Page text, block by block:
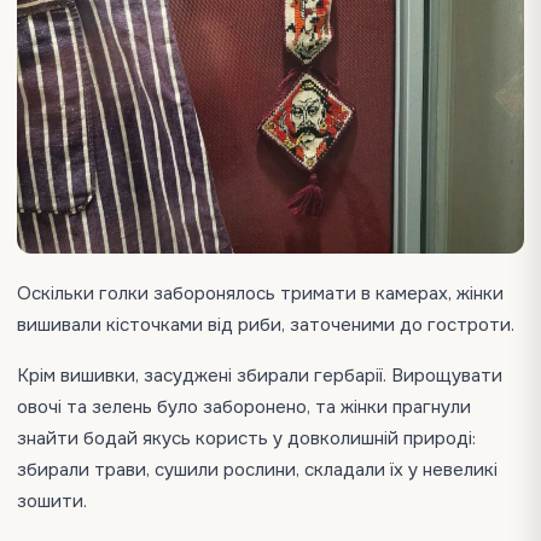
Оскільки голки заборонялось тримати в камерах, жінки
вишивали кісточками від риби, заточеними до гостроти.
Крім вишивки, засуджені збирали гербарії. Вирощувати
овочі та зелень було заборонено, та жінки прагнули
знайти бодай якусь користь у довколишній природі:
збирали трави, сушили рослини, складали їх у невеликі
зошити.